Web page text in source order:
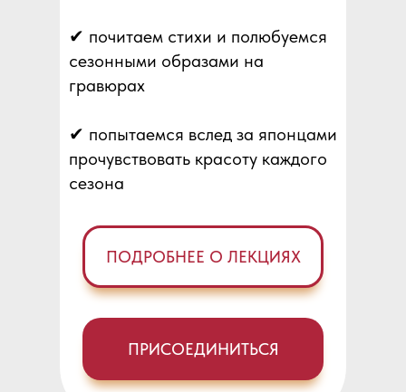
✔ почитаем стихи и полюбуемся
сезонными образами на
гравюрах
✔ попытаемся вслед за японцами
прочувствовать красоту каждого
сезона
ПОДРОБНЕЕ О ЛЕКЦИЯХ
ПРИСОЕДИНИТЬСЯ